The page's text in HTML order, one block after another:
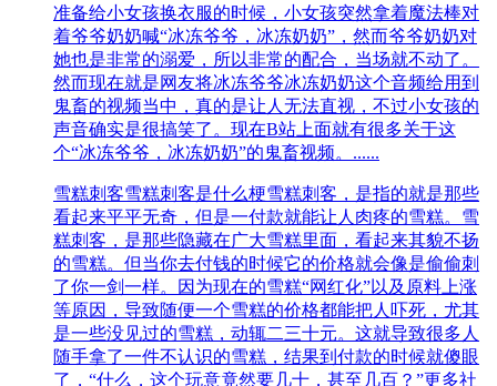
准备给小女孩换衣服的时候，小女孩突然拿着魔法棒对
着爷爷奶奶喊“冰冻爷爷，冰冻奶奶”，然而爷爷奶奶对
她也是非常的溺爱，所以非常的配合，当场就不动了。
然而现在就是网友将冰冻爷爷冰冻奶奶这个音频给用到
鬼畜的视频当中，真的是让人无法直视，不过小女孩的
声音确实是很搞笑了。现在B站上面就有很多关于这
个“冰冻爷爷，冰冻奶奶”的鬼畜视频。......
雪糕刺客雪糕刺客是什么梗雪糕刺客，是指的就是那些
看起来平平无奇，但是一付款就能让人肉疼的雪糕。雪
糕刺客，是那些隐藏在广大雪糕里面，看起来其貌不扬
的雪糕。但当你去付钱的时候它的价格就会像是偷偷刺
了你一剑一样。因为现在的雪糕“网红化”以及原料上涨
等原因，导致随便一个雪糕的价格都能把人吓死，尤其
是一些没见过的雪糕，动辄二三十元。这就导致很多人
随手拿了一件不认识的雪糕，结果到付款的时候就傻眼
了，“什么，这个玩意竟然要几十，甚至几百？”更多社